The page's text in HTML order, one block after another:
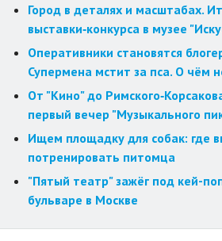
Город в деталях и масштабах.
выставки‑конкурса в музее
Оперативники становятся
Супермена мстит за пса. О чём
От "Кино" до
первый вечер "Музыкального
Ищем площадку для собак: где
потренировать питомца
"Пятый театр" зажёг под кей-
бульваре в Москве